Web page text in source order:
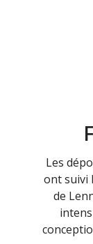
Les
ont suivi
de